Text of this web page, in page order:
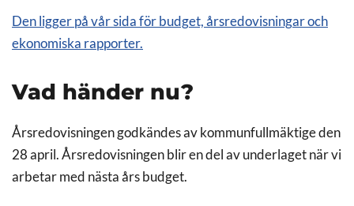
Den ligger på vår sida för budget, årsredovisningar och
ekonomiska rapporter.
Vad händer nu?
Årsredovisningen godkändes av kommunfullmäktige den
28 april. Årsredovisningen blir en del av underlaget när vi
arbetar med nästa års budget.